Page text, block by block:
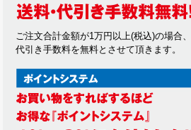
ご注文合計金額が1万円以上(税込)の場合
代引き手数料を無料とさせて頂きます。